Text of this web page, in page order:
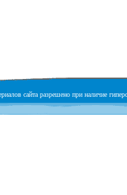
сайта разрешено при наличие